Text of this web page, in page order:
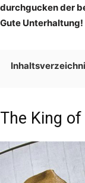
durchgucken der
Gute Unterhaltung!
The King of